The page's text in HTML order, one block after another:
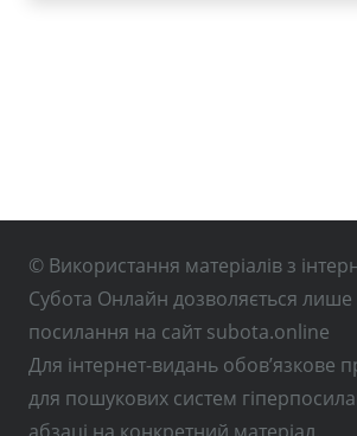
© Використання матеріалів з
Субота Онлайн дозволяється
посилання на сайт subota.online
Для інтернет-видань обов’язкове
для пошукових систем
абзаці на конкретний матеріал.